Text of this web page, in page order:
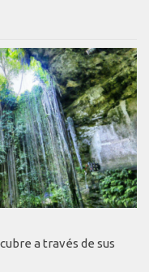
a través de sus